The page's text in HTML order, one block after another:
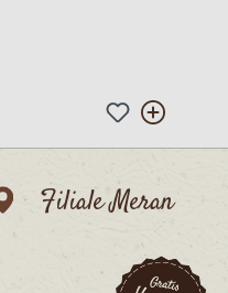
Filiale Meran